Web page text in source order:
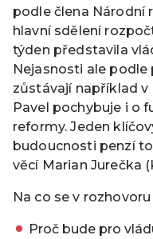
podle člena Národní
hlavní sdělení
týden představila
Nejasnosti ale
zůstávají například
Pavel pochybuje i o
reformy. Jeden
budoucnosti penzí
věcí Marian Jurečka
Na co se v
Proč bude pro